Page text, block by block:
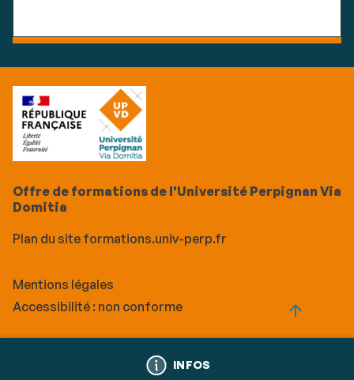
Call
INFOS
Offre de formations de l'Université Perpignan Via
Domitia
Plan du site formations.univ-perp.fr
Mentions légales
Accessibilité : non conforme